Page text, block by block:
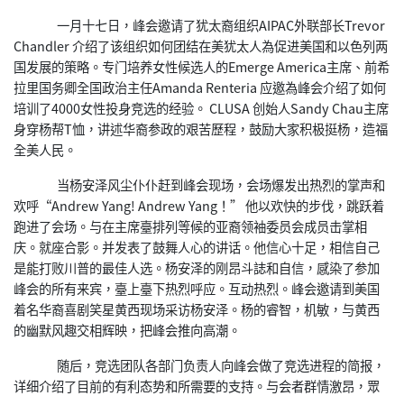
一月十七日，峰会邀请了犹太裔组织AIPAC外联部长Trevor
Chandler 介绍了该组织如何团结在美犹太人為促进美国和以色列两
国发展的策略。专门培养女性候选人的Emerge America主席、前希
拉里国务卿全国政治主任Amanda Renteria 应邀為峰会介绍了如何
培训了4000女性投身竞选的经验。 CLUSA 创始人Sandy Chau主席
身穿杨帮T恤，讲述华裔参政的艰苦歷程，鼓励大家积极挺杨，造福
全美人民。
当杨安泽风尘仆仆赶到峰会现场，会场爆发出热烈的掌声和
欢呼“Andrew Yang! Andrew Yang！” 他以欢快的步伐，跳跃着
跑进了会场。与在主席臺排列等候的亚裔领袖委员会成员击掌相
庆。就座合影。并发表了鼓舞人心的讲话。他信心十足，相信自己
是能打败川普的最佳人选。杨安泽的刚昂斗誌和自信，感染了参加
峰会的所有来宾，臺上臺下热烈呼应。互动热烈。峰会邀请到美国
着名华裔喜剧笑星黄西现场采访杨安泽。杨的睿智，机敏，与黄西
的幽默风趣交相辉映，把峰会推向高潮。
随后，竞选团队各部门负责人向峰会做了竞选进程的简报，
详细介绍了目前的有利态势和所需要的支持。与会者群情激昂，眾